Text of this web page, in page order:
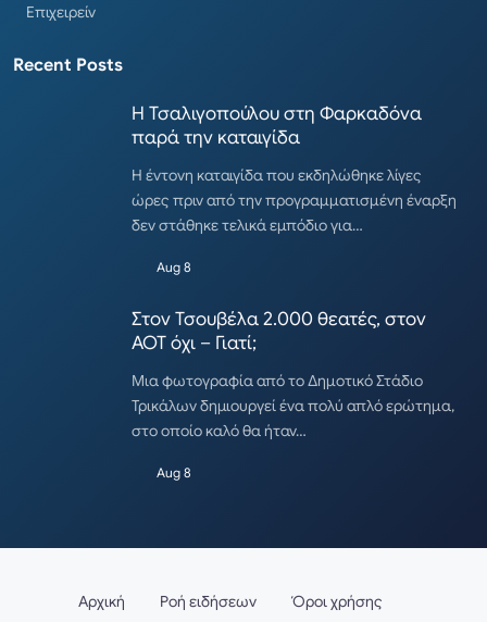
Επιχειρείν
Recent Posts
Η Τσαλιγοπούλου στη Φαρκαδόνα
παρά την καταιγίδα
Η έντονη καταιγίδα που εκδηλώθηκε λίγες
ώρες πριν από την προγραμματισμένη έναρξη
δεν στάθηκε τελικά εμπόδιο για…
Aug 8
Στον Τσουβέλα 2.000 θεατές, στον
ΑΟΤ όχι – Γιατί;
Μια φωτογραφία από το Δημοτικό Στάδιο
Τρικάλων δημιουργεί ένα πολύ απλό ερώτημα,
στο οποίο καλό θα ήταν…
Aug 8
Αρχική Ροή ειδήσεων Όροι χρήσης